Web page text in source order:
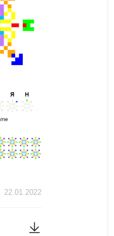
22.01.2022